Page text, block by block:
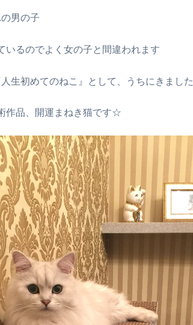
男の子
いるのでよく女の子と間違われます
生初めてのねこ』として、うちにきました
作品、開運まねき猫です☆